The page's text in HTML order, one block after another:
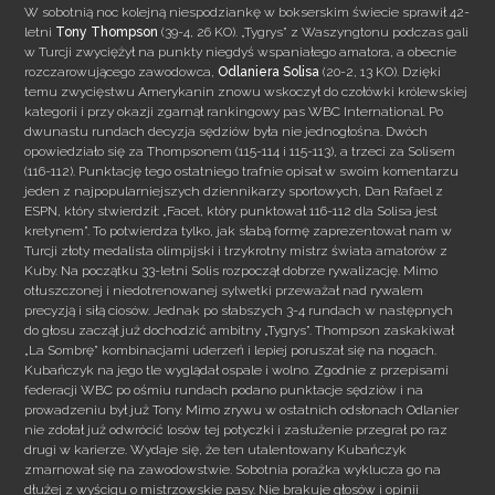
W sobotnią noc kolejną niespodziankę w bokserskim świecie sprawił 42-
letni Tony Thompson (39-4, 26 KO). „Tygrys” z Waszyngtonu podczas gali
w Turcji zwyciężył na punkty niegdyś wspaniałego amatora, a obecnie
rozczarowującego zawodowca, Odlaniera Solisa (20-2, 13 KO). Dzięki
temu zwycięstwu Amerykanin znowu wskoczył do czołówki królewskiej
kategorii i przy okazji zgarnął rankingowy pas WBC International. Po
dwunastu rundach decyzja sędziów była nie jednogłośna. Dwóch
opowiedziało się za Thompsonem (115-114 i 115-113), a trzeci za Solisem
(116-112). Punktację tego ostatniego trafnie opisał w swoim komentarzu
jeden z najpopularniejszych dziennikarzy sportowych, Dan Rafael z
ESPN, który stwierdził: „Facet, który punktował 116-112 dla Solisa jest
kretynem”. To potwierdza tylko, jak słabą formę zaprezentował nam w
Turcji złoty medalista olimpijski i trzykrotny mistrz świata amatorów z
Kuby. Na początku 33-letni Solis rozpoczął dobrze rywalizację. Mimo
otłuszczonej i niedotrenowanej sylwetki przeważał nad rywalem
precyzją i siłą ciosów. Jednak po słabszych 3-4 rundach w następnych
do głosu zaczął już dochodzić ambitny „Tygrys”. Thompson zaskakiwał
„La Sombrę” kombinacjami uderzeń i lepiej poruszał się na nogach.
Kubańczyk na jego tle wyglądał ospale i wolno. Zgodnie z przepisami
federacji WBC po ośmiu rundach podano punktacje sędziów i na
prowadzeniu był już Tony. Mimo zrywu w ostatnich odsłonach Odlanier
nie zdołał już odwrócić losów tej potyczki i zasłużenie przegrał po raz
drugi w karierze. Wydaje się, że ten utalentowany Kubańczyk
zmarnował się na zawodowstwie. Sobotnia porażka wyklucza go na
dłużej z wyścigu o mistrzowskie pasy. Nie brakuje głosów i opinii